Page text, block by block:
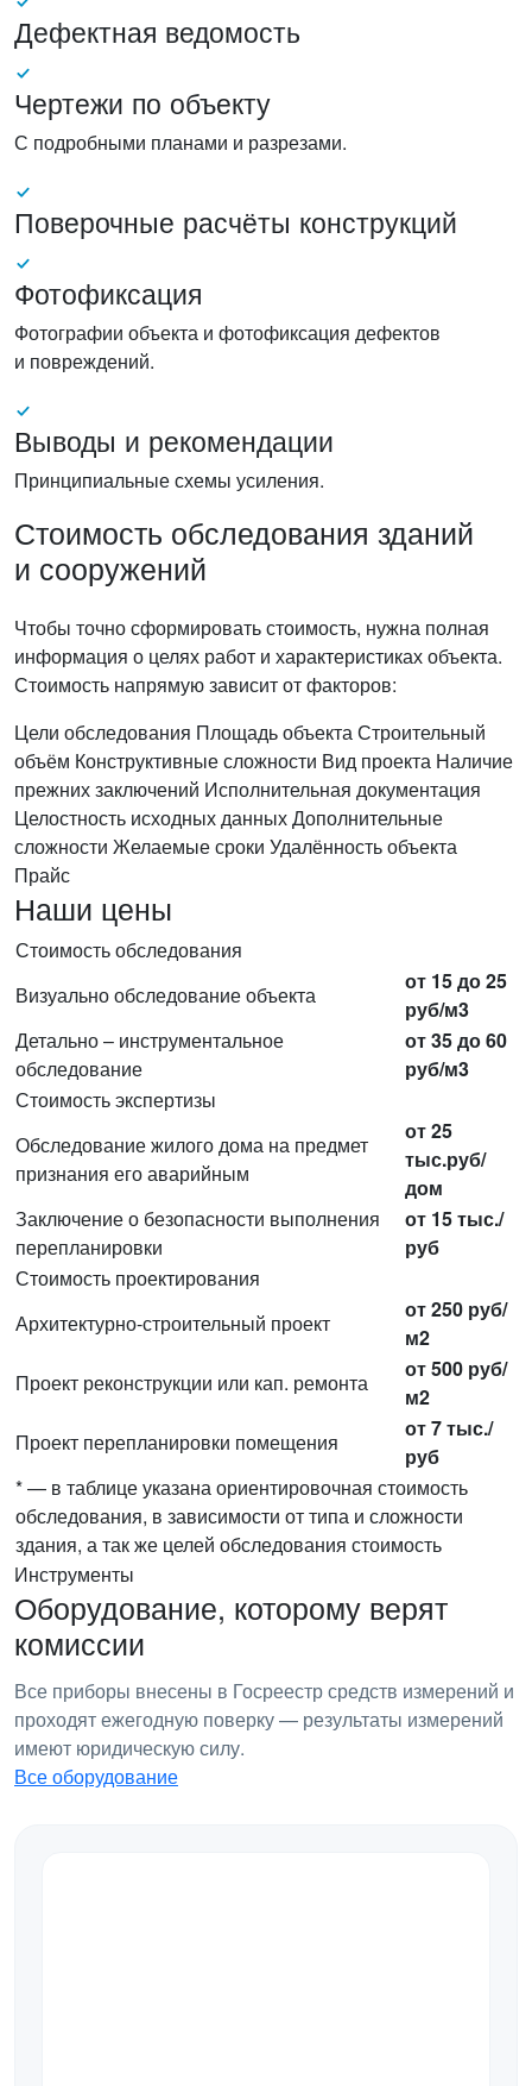
Дефектная ведомость
Чертежи по объекту
С подробными планами и разрезами.
Поверочные расчёты конструкций
Фотофиксация
Фотографии объекта и фотофиксация дефектов
и повреждений.
Выводы и рекомендации
Принципиальные схемы усиления.
Стоимость обследования зданий
и сооружений
Чтобы точно сформировать стоимость, нужна полная
информация о целях работ и характеристиках объекта.
Стоимость напрямую зависит от факторов:
Цели обследования Площадь объектаСтроительный
объём Конструктивные сложности Вид проекта Наличие
прежних заключений Исполнительная документация
Целостность исходных данныхДополнительные
сложности Желаемые сроки Удалённость объекта
Прайс
Наши цены
Стоимость обследования
Визуально обследование объекта
от 15 до 25
руб/м3
Детально – инструментальное
обследование
от 35 до 60
руб/м3
Стоимость экспертизы
Обследование жилого дома на предмет
признания его аварийным
от 25
тыс.руб/
дом
Заключение о безопасности выполнения
перепланировки
от 15 тыс./
руб
Стоимость проектирования
Архитектурно-строительный проект
от 250 руб/
м2
Проект реконструкции или кап. ремонта
от 500 руб/
м2
Проект перепланировки помещения
от 7 тыс./
руб
* — в таблице указана ориентировочная стоимость
обследования, в зависимости от типа и сложности
здания, а так же целей обследования стоимость
Инструменты
Оборудование, которому верят
комиссии
Все приборы внесены в Госреестр средств измерений и
проходят ежегодную поверку — результаты измерений
имеют юридическую силу.
Все оборудование